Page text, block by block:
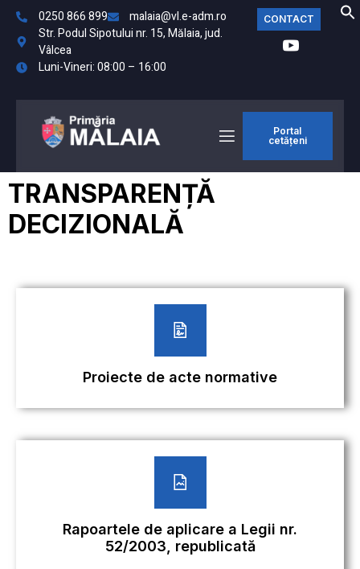
0250 866 899
malaia@vl.e-adm.ro
Str. Podul Sipotului nr. 15, Mălaia, jud.
Vâlcea
Luni-Vineri: 08:00 – 16:00
CONTACT
Portal
cetățeni
TRANSPARENȚĂ
DECIZIONALĂ
Proiecte de acte normative
Rapoartele de aplicare a Legii nr.
52/2003, republicată